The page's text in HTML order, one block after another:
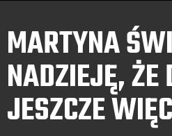
MARTYNA
NADZIEJĘ, ŻE
JESZCZE